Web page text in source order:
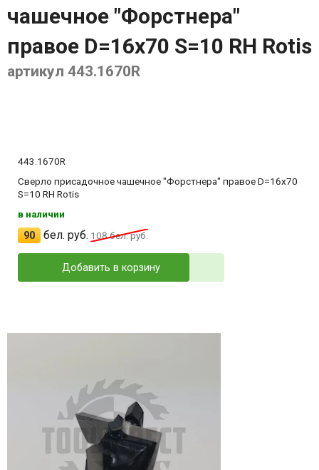
чашечное "Форстнера"
правое D=16x70 S=10 RH Rotis
артикул 443.1670R
443.1670R
Сверло присадочное чашечное "Форстнера" правое D=16x70
S=10 RH Rotis
в наличии
90 бел. руб. 108бел. руб.
Добавить в корзину